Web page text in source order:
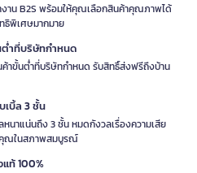
งาน B2S พร้อมให้คุณเลือกสินค้าคุณภาพได้
ธิพิเศษมากมาย
ต่ำที่บริษัทกำหนด
าขั้นต่ำที่บริษัทกำหนด รับสิทธิ์ส่งฟรีถึงบ้าน
เบิ้ล 3 ชั้น
นาแน่นถึง 3 ชั้น หมดกังวลเรื่องความเสีย
คุณในสภาพสมบูรณ์
ท้ 100%